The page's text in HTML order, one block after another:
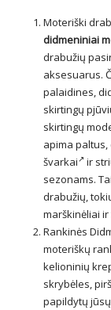
Moteriški
didmeniniai
drabužių
aksesuarus.
palaidines,
skirtingų
skirtingų
apima paltus,
švarkai
ir
sezonams.
drabužių,
marškinėliai ir
Rankinės
moteriškų
kelioninių
skrybėles,
papildytų